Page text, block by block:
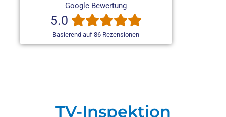
Google Bewertung
5.0
Basierend auf 86 Rezensionen
TV-Inspektion